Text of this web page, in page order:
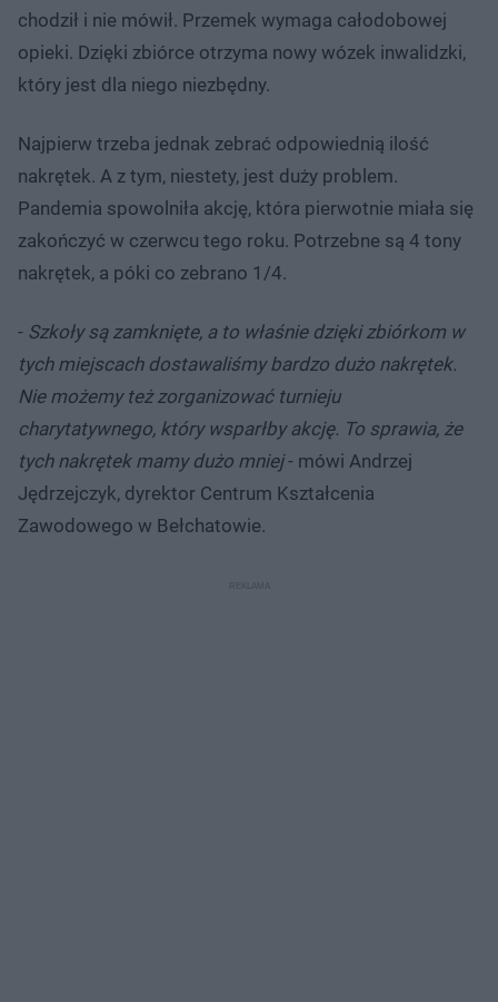
chodził i nie mówił. Przemek wymaga całodobowej
opieki. Dzięki zbiórce otrzyma nowy wózek inwalidzki,
który jest dla niego niezbędny.
Najpierw trzeba jednak zebrać odpowiednią ilość
nakrętek. A z tym, niestety, jest duży problem.
Pandemia spowolniła akcję, która pierwotnie miała się
zakończyć w czerwcu tego roku. Potrzebne są 4 tony
nakrętek, a póki co zebrano 1/4.
- Szkoły są zamknięte, a to właśnie dzięki zbiórkom w
tych miejscach dostawaliśmy bardzo dużo nakrętek.
Nie możemy też zorganizować turnieju
charytatywnego, który wsparłby akcję. To sprawia, że
tych nakrętek mamy dużo mniej- mówi Andrzej
Jędrzejczyk, dyrektor Centrum Kształcenia
Zawodowego w Bełchatowie.